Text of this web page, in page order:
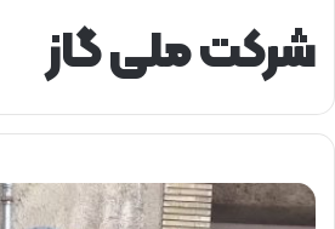
شرکت ملی گاز